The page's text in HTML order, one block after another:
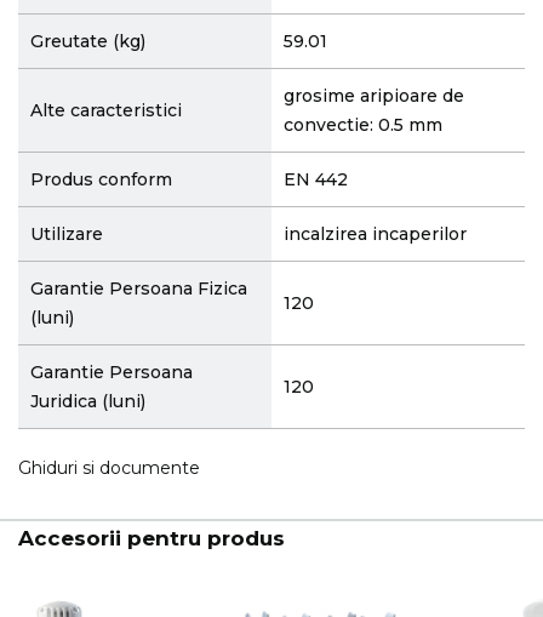
Greutate (kg) 59.01
Alte caracteristici
grosime aripioare de
convectie: 0.5 mm
Produs conform EN 442
Utilizare incalzirea incaperilor
Garantie Persoana Fizica
(luni)
120
Garantie Persoana
Juridica (luni)
120
Ghiduri si documente
Accesorii pentru produs